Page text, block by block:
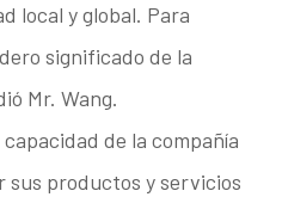
local y global. Para
significado de la
Mr. Wang.
de la compañía
sus productos y servicios